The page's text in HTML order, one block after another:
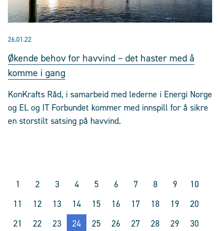
26.01.22
Økende behov for havvind – det haster med å
komme i gang
KonKrafts Råd, i samarbeid med lederne i Energi Norge
og EL og IT Forbundet kommer med innspill for å sikre
en storstilt satsing på havvind.
1 2 3 4 5 6 7 8 9
10
11
12 13 14 15 16 17 18 19
20
21
22 23 24 25 26 27 28 29
30